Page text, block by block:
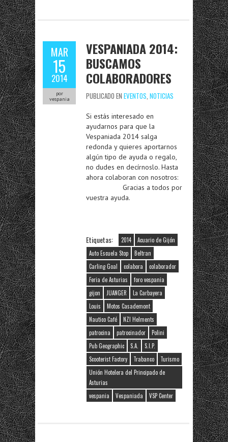
MAR
15
2014
por
vespania
VESPANIADA 2014:
BUSCAMOS
COLABORADORES
PUBLICADO EN EVENTOS, NOTICIAS
Si estás interesado en
ayudarnos para que la
Vespaniada 2014 salga
redonda y quieres aportarnos
algún tipo de ayuda o regalo,
no dudes en decírnoslo. Hasta
ahora colaboran con nosotros:
Gracias a todos por
vuestra ayuda.
Etiquetas: 2014
Acuario de Gijón
Auto Escuela Stop
Beltran
Carling Goal
colabora
colaborador
Feria de Asturias
foro vespania
gijon
JUANGER
La Carbayera
Louis
Motos Casademont
Nautico Café
NZI Helments
patrocina
patrocinador
Polini
Pub Geographic
S.A.
S.I.P.
Scooterist Factory
Trabanco
Turismo
Unión Hotelera del Principado de
Asturias
vespania
Vespaniada VSP Center